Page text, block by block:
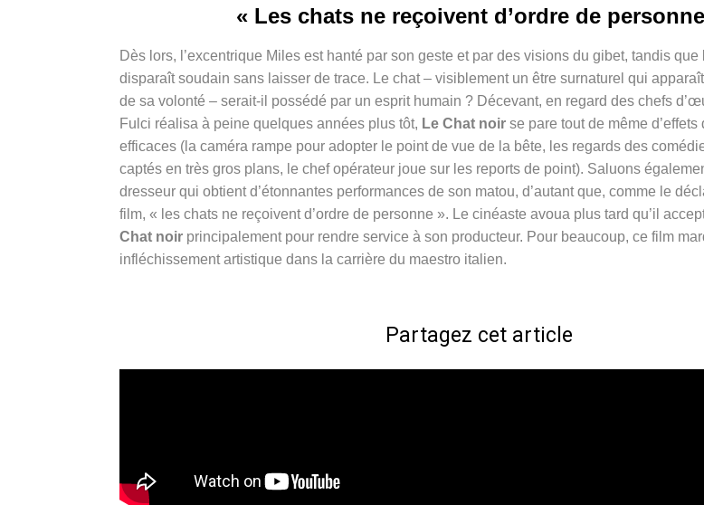
« Les chats ne reçoivent d’ordre de
Dès lors, l’excentrique Miles est hanté par son geste et par des visions du gibet, tandis
disparaît soudain sans laisser de trace. Le chat – visiblement un être surnaturel qui
de sa volonté – serait-il possédé par un esprit humain ? Décevant, en regard des chefs
Fulci réalisa à peine quelques années plus tôt, Le Chat noir se pare tout de même
efficaces (la caméra rampe pour adopter le point de vue de la bête, les regards des
captés en très gros plans, le chef opérateur joue sur les reports de point). Saluons
dresseur qui obtient d’étonnantes performances de son matou, d’autant que, comme le
film, « les chats ne reçoivent d’ordre de personne ». Le cinéaste avoua plus tard qu’il
Chat noir principalement pour rendre service à son producteur. Pour beaucoup, ce film
infléchissement artistique dans la carrière du maestro italien.
Partagez cet article